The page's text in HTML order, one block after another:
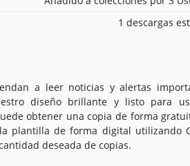
1 descargas
a leer noticias y alertas
diseño brillante y listo para
obtener una copia de forma
plantilla de forma digital utilizando
deseada de copias.